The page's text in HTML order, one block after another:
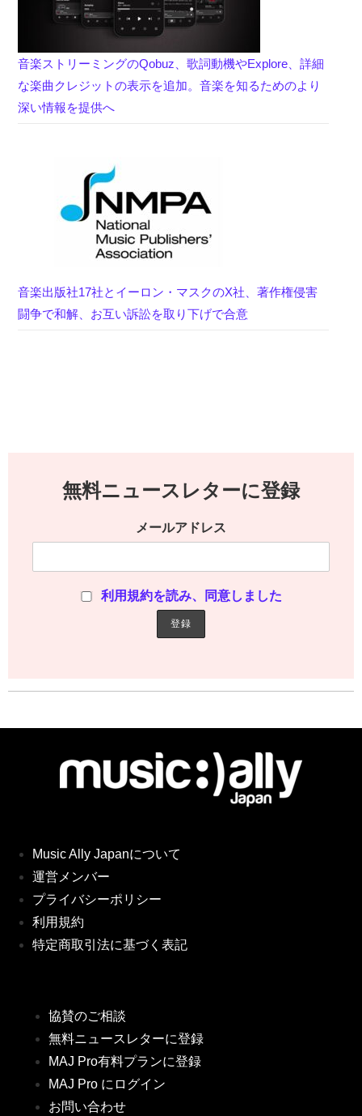
音楽ストリーミングのQobuz、歌詞動機やExplore、詳細
な楽曲クレジットの表示を追加。音楽を知るためのより
深い情報を提供へ
音楽出版社17社とイーロン・マスクのX社、著作権侵害
闘争で和解、お互い訴訟を取り下げで合意
無料ニュースレターに登録
メールアドレス
利用規約を読み、同意しました
Music Ally Japanについて
運営メンバー
プライバシーポリシー
利用規約
特定商取引法に基づく表記
協賛のご相談
無料ニュースレターに登録
MAJ Pro有料プランに登録
MAJ Pro にログイン
お問い合わせ